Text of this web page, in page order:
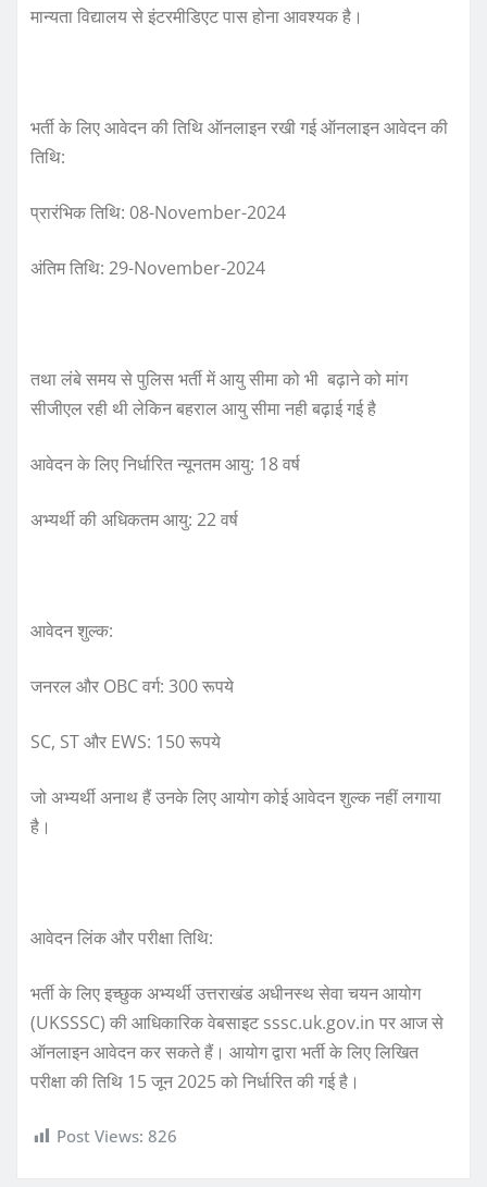
मान्यता विद्यालय से इंटरमीडिएट पास होना आवश्यक है।
भर्ती के लिए आवेदन की तिथि ऑनलाइन रखी गई ऑनलाइन आवेदन की
तिथि:
प्रारंभिक तिथि: 08-November-2024
अंतिम तिथि: 29-November-2024
तथा लंबे समय से पुलिस भर्ती में आयु सीमा को भी बढ़ाने को मांग
सीजीएल रही थी लेकिन बहराल आयु सीमा नही बढ़ाई गई है
आवेदन के लिए निर्धारित न्यूनतम आयु: 18 वर्ष
अभ्यर्थी की अधिकतम आयु: 22 वर्ष
आवेदन शुल्क:
जनरल और OBC वर्ग: 300 रूपये
SC, ST और EWS: 150 रूपये
जो अभ्यर्थी अनाथ हैं उनके लिए आयोग कोई आवेदन शुल्क नहीं लगाया
है।
आवेदन लिंक और परीक्षा तिथि:
भर्ती के लिए इच्छुक अभ्यर्थी उत्तराखंड अधीनस्थ सेवा चयन आयोग
(UKSSSC) की आधिकारिक वेबसाइट sssc.uk.gov.in पर आज से
ऑनलाइन आवेदन कर सकते हैं। आयोग द्वारा भर्ती के लिए लिखित
परीक्षा की तिथि 15 जून 2025 को निर्धारित की गई है।
Post Views: 826